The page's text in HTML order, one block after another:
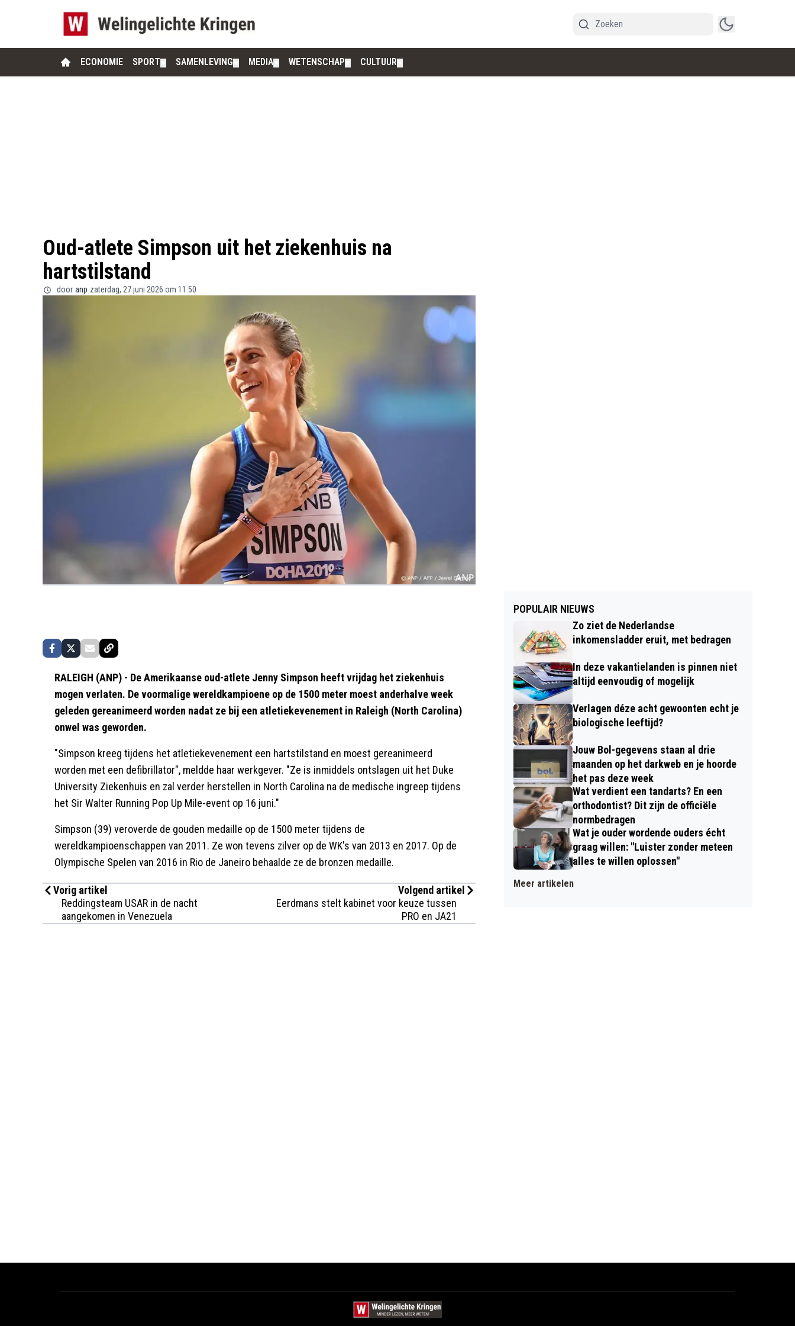
ECONOMIE SPORT SAMENLEVING MEDIA WETENSCHAP CULTUUR
Oud-atlete Simpson uit het ziekenhuis na
hartstilstand
door anp zaterdag, 27 juni 2026 om 11:50
RALEIGH (ANP) - De Amerikaanse oud-atlete Jenny Simpson heeft vrijdag het ziekenhuis
mogen verlaten. De voormalige wereldkampioene op de 1500 meter moest anderhalve week
geleden gereanimeerd worden nadat ze bij een atletiekevenement in Raleigh (North Carolina)
onwel was geworden.
"Simpson kreeg tijdens het atletiekevenement een hartstilstand en moest gereanimeerd
worden met een defibrillator", meldde haar werkgever. "Ze is inmiddels ontslagen uit het Duke
University Ziekenhuis en zal verder herstellen in North Carolina na de medische ingreep tijdens
het Sir Walter Running Pop Up Mile-event op 16 juni."
Simpson (39) veroverde de gouden medaille op de 1500 meter tijdens de
wereldkampioenschappen van 2011. Ze won tevens zilver op de WK's van 2013 en 2017. Op de
Olympische Spelen van 2016 in Rio de Janeiro behaalde ze de bronzen medaille.
Vorig artikel
Reddingsteam USAR in de nacht
aangekomen in Venezuela
Volgend artikel
Eerdmans stelt kabinet voor keuze tussen
PRO en JA21
POPULAIR NIEUWS
Zo ziet de Nederlandse
inkomensladder eruit, met bedragen
In deze vakantielanden is pinnen niet
altijd eenvoudig of mogelijk
Verlagen déze acht gewoonten echt je
biologische leeftijd?
Jouw Bol-gegevens staan al drie
maanden op het darkweb en je hoorde
het pas deze week
Wat verdient een tandarts? En een
orthodontist? Dit zijn de officiële
normbedragen
Wat je ouder wordende ouders écht
graag willen: "Luister zonder meteen
alles te willen oplossen"
Meer artikelen